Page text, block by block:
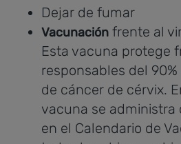
Dejar de fumar
Vacunación frente al
Esta vacuna protege
responsables del
de cáncer de cérvix.
vacuna se administra
en el Calendario de